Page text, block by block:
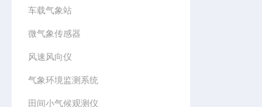
车载气象站
微气象传感器
风速风向仪
气象环境监测系统
田间小气候观测仪